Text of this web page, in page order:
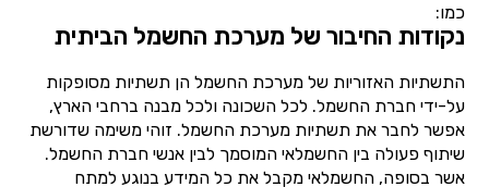
כמו:
נקודות החיבור של מערכת החשמל הביתית
התשתיות האזוריות של מערכת החשמל הן תשתיות מסופקות
על-ידי חברת החשמל. לכל השכונה ולכל מבנה ברחבי הארץ,
אפשר לחבר את תשתיות מערכת החשמל. זוהי משימה שדורשת
שיתוף פעולה בין החשמלאי המוסמך לבין אנשי חברת החשמל.
אשר בסופה, החשמלאי מקבל את כל המידע בנוגע למתח